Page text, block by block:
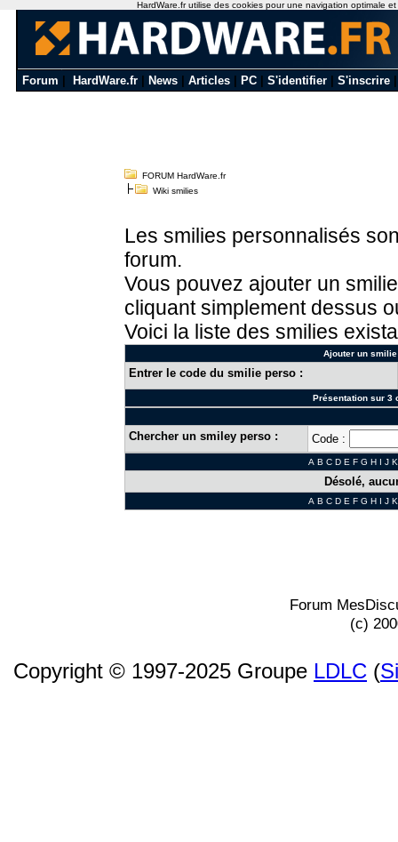
Forum HardWare.fr News Articles PC S'identifier S'inscrire
FORUM HardWare.fr
Wiki smilies
Les smilies personnalisés
forum.
Vous pouvez ajouter un
cliquant simplement dessus
Voici la liste des smilies
Ajouter un
Entrer le code du smilie perso :
Présentation sur 3
Chercher un smiley perso : Code :
A B C D E F G H I J K
Désolé,
A B C D E F G H I J K
Forum
(c)
Copyright © 1997-2025 Groupe LDLC (
HardWare.fr utilise des cookies pour une navigation optimale